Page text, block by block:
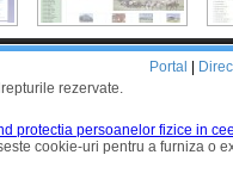
rezervate.
Portal
protectia persoanelor fizice in
cookie-uri pentru a furniza o